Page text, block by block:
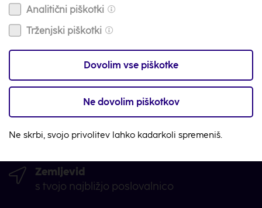
Na voljo smo 24/7
Video klic
Na voljo smo 24/7
Imaš vprašanje? Piši nam
Zemljevid
s tvojo najbližjo poslovalnico
Analitični piškotki
Trženjski piškotki
Dovolim vse piškotke
Ne dovolim piškotkov
Ne skrbi, svojo privolitev lahko kadarkoli spremeniš.